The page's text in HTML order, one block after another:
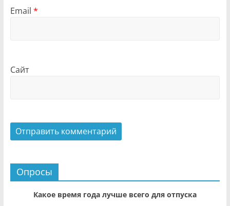
Email *
Сайт
Опросы
Какое время года лучше всего для отпуска